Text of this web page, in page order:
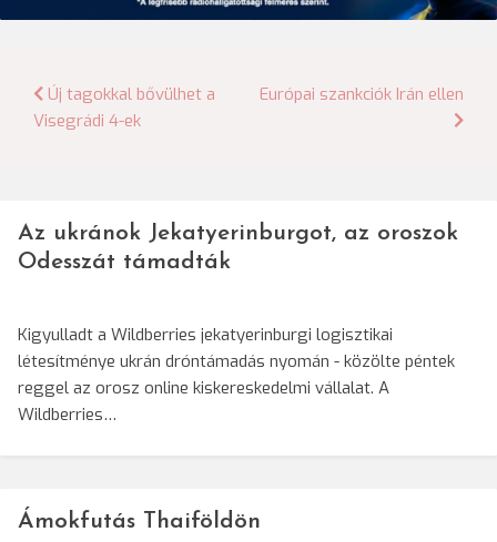
Bejegyzés
navigáció
Új tagokkal bővülhet a
Visegrádi 4-ek
Európai szankciók Irán ellen
Az ukránok Jekatyerinburgot, az oroszok
Odesszát támadták
Kigyulladt a Wildberries jekatyerinburgi logisztikai
létesítménye ukrán dróntámadás nyomán - közölte péntek
reggel az orosz online kiskereskedelmi vállalat. A
Wildberries…
Ámokfutás Thaiföldön